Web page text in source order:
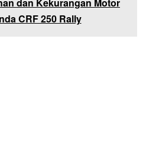
CRF 250 Rally